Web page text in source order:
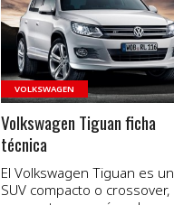
VER NOTA
VOLKSWAGEN
Volkswagen Tiguan ficha
técnica
El Volkswagen Tiguan es un
SUV compacto o crossover,